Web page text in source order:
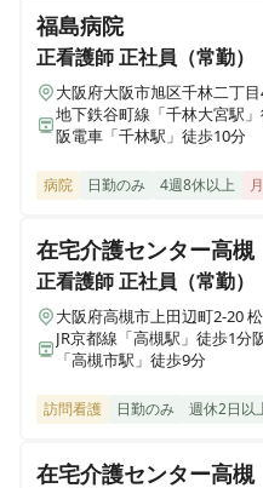
福島病院
正看護師正社員（常勤）
大阪府大阪市旭区千林二丁
地下鉄谷町線「千林大宮駅
阪電車「千林駅」徒歩10分
病院 日勤のみ 4週8休以上
在宅介護センター高槻
正看護師正社員（常勤）
大阪府高槻市上田辺町2-20
JR京都線「高槻駅」徒歩1分
「高槻市駅」徒歩9分
訪問看護 日勤のみ 週休2日以
在宅介護センター高槻